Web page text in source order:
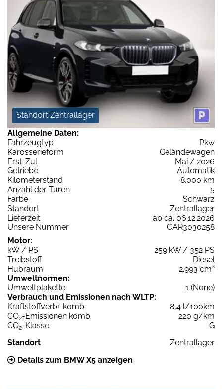
Standort Zentrallager
Allgemeine Daten:
Fahrzeugtyp
Pkw
Karosserieform
Geländewagen
Erst-Zul.
Mai / 2026
Getriebe
Automatik
Kilometerstand
8.000 km
Anzahl der Türen
5
Farbe
Schwarz
Standort
Zentrallager
Lieferzeit
ab ca. 06.12.2026
Unsere Nummer
CAR3030258
Motor:
kW / PS
259 kW / 352 PS
Treibstoff
Diesel
Hubraum
2.993 cm³
Umweltnormen:
Umweltplakette
1 (None)
Verbrauch und Emissionen nach WLTP:
Kraftstoffverbr. komb.
8,4 l/100km
CO2-Emissionen komb.
220 g/km
CO2-Klasse
G
Standort
Zentrallager
Details zum BMW X5 anzeigen